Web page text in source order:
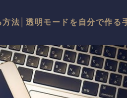
法│透明モードを自分で作る